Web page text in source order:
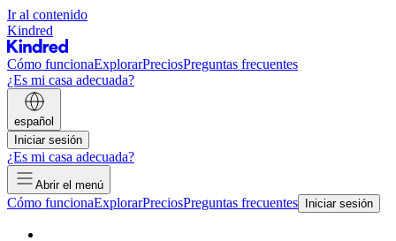
Ir al contenido
Kindred
Cómo funcionaExplorarPreciosPreguntas frecuentes
¿Es mi casa adecuada?
español
Iniciar sesión
¿Es mi casa adecuada?
Abrir el menú
Cómo funcionaExplorarPreciosPreguntas frecuentes Iniciar sesión